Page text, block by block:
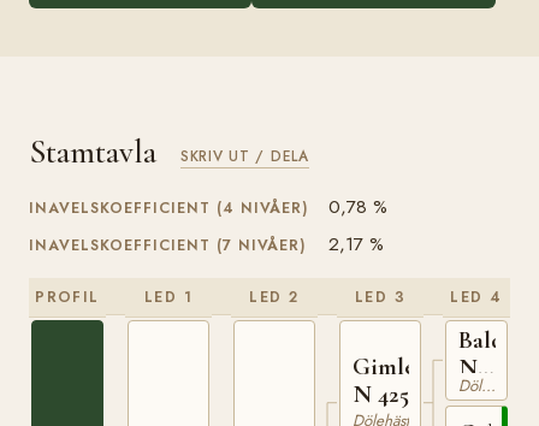
Stamtavla SKRIV UT / DELA
INAVELSKOEFFICIENT (4 NIVÅER) 0,78 %
INAVELSKOEFFICIENT (7 NIVÅER) 2,17 %
PROFIL LED 1 LED 2 LED 3
Gimle
N 425
Dölehäst
LED 4
Balder
N
284
Dölehäst